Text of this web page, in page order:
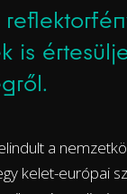
is
a
kelet-európai